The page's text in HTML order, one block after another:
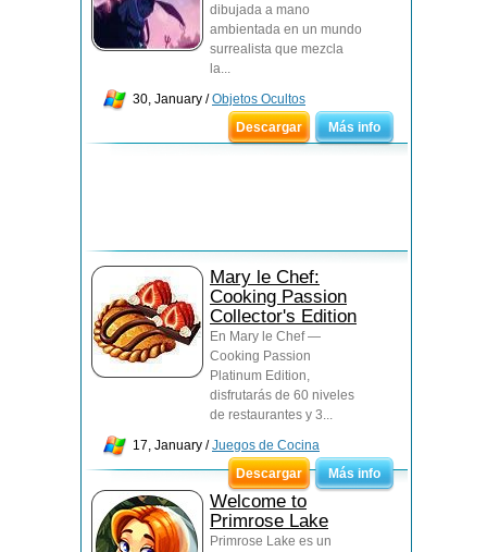
dibujada a mano
ambientada en un mundo
surrealista que mezcla
la...
30, January /Objetos Ocultos
Descargar
Más info
Mary le Chef:
Cooking Passion
Collector's Edition
En Mary le Chef —
Cooking Passion
Platinum Edition,
disfrutarás de 60 niveles
de restaurantes y 3...
17, January /Juegos de Cocina
Descargar
Más info
Welcome to
Primrose Lake
Primrose Lake es un